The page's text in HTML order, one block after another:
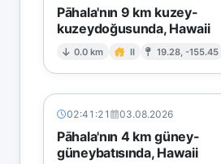
Pāhala'nın 9 km kuzey-
kuzeydoğusunda, Hawaii
0.0 km II 19.28, -155.45
02:41:21 03.08.2026
Pāhala'nın 4 km güney-
güneybatısında, Hawaii